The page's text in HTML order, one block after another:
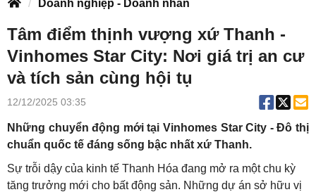
Doanh nghiệp - Doanh nhân
Tâm điểm thịnh vượng xứ Thanh -
Vinhomes Star City: Nơi giá trị an cư
và tích sản cùng hội tụ
12/12/2025 03:35
Những chuyển động mới tại Vinhomes Star City - Đô thị
chuẩn quốc tế đáng sống bậc nhất xứ Thanh.
Sự trỗi dậy của kinh tế Thanh Hóa đang mở ra một chu kỳ
tăng trưởng mới cho bất động sản. Những dự án sở hữu vị